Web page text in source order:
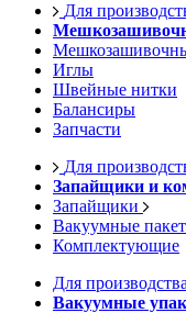
Для
Иглы
Швейные нитки
Балансиры
Запчасти
Для
Запайщики и
Запайщики
Вакуумные
Комплектующие
Для производства
Вакуумные